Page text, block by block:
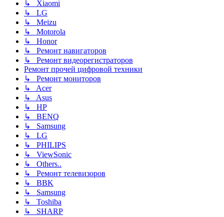
↳ Xiaomi
↳ LG
↳ Meizu
↳ Motorola
↳ Honor
↳ Ремонт навигаторов
↳ Ремонт видеорегистраторов
Ремонт прочей цифровой техники
↳ Ремонт мониторов
↳ Acer
↳ Asus
↳ HP
↳ BENQ
↳ Samsung
↳ LG
↳ PHILIPS
↳ ViewSonic
↳ Others..
↳ Ремонт телевизоров
↳ BBK
↳ Samsung
↳ Toshiba
↳ SHARP